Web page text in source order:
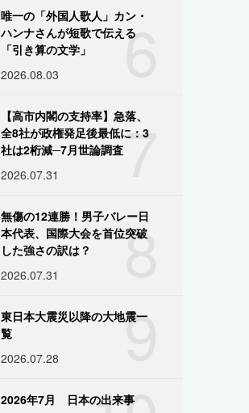
6
唯一の「外国人歌人」カン・
ハンナさんが短歌で伝える
「引き算の文学」
2026.08.03
7
【高市内閣の支持率】急落、
全8社が政権発足後最低に：3
社は2桁減─7月世論調査
2026.07.31
8
無傷の12連勝！男子バレー日
本代表、国際大会を首位突破
した強さの訳は？
2026.07.31
9
東日本大震災以降の大地震一
覧
2026.07.28
2026年7月 日本の出来事